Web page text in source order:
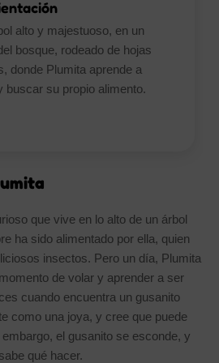
alto y majestuoso, en un
bosque, rodeado de hojas
donde Plumita aprende a
buscar su propio alimento.
que vive en lo alto de un árbol
ha sido alimentado por ella, quien
insectos. Pero un día, Plumita
de volar y aprender a ser
cuando encuentra un gusanito
como una joya, y cree que puede
el gusanito se esconde, y
qué hacer.